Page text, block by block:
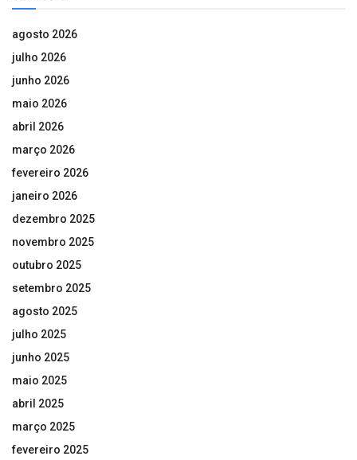
agosto 2026
julho 2026
junho 2026
maio 2026
abril 2026
março 2026
fevereiro 2026
janeiro 2026
dezembro 2025
novembro 2025
outubro 2025
setembro 2025
agosto 2025
julho 2025
junho 2025
maio 2025
abril 2025
março 2025
fevereiro 2025